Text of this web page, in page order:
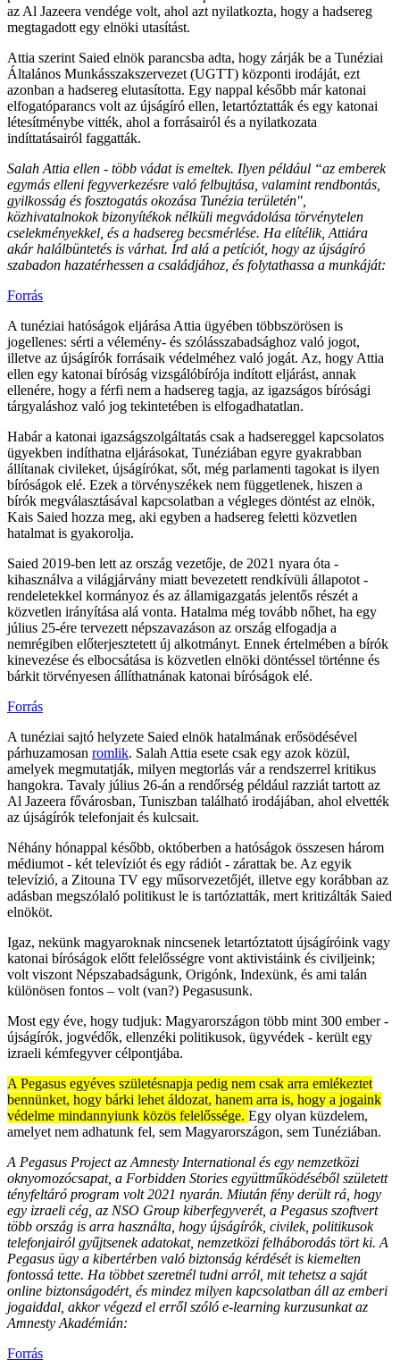
az Al Jazeera vendége volt, ahol azt nyilatkozta, hogy a hadsereg
megtagadott egy elnöki utasítást.
Attia szerint Saied elnök parancsba adta, hogy zárják be a Tunéziai
Általános Munkásszakszervezet (UGTT) központi irodáját, ezt
azonban a hadsereg elutasította. Egy nappal később már katonai
elfogatóparancs volt az újságíró ellen, letartóztatták és egy katonai
létesítménybe vitték, ahol a forrásairól és a nyilatkozata
indíttatásairól faggatták.
Salah Attia ellen - több vádat is emeltek. Ilyen például “az emberek
egymás elleni fegyverkezésre való felbujtása, valamint rendbontás,
gyilkosság és fosztogatás okozása Tunézia területén",
közhivatalnokok bizonyítékok nélküli megvádolása törvénytelen
cselekményekkel, és a hadsereg becsmérlése. Ha elítélik, Attiára
akár halálbüntetés is várhat. Írd alá a petíciót, hogy az újságíró
szabadon hazatérhessen a családjához, és folytathassa a munkáját:
Forrás
A tunéziai hatóságok eljárása Attia ügyében többszörösen is
jogellenes: sérti a vélemény- és szólásszabadsághoz való jogot,
illetve az újságírók forrásaik védelméhez való jogát. Az, hogy Attia
ellen egy katonai bíróság vizsgálóbírója indított eljárást, annak
ellenére, hogy a férfi nem a hadsereg tagja, az igazságos bírósági
tárgyaláshoz való jog tekintetében is elfogadhatatlan.
Habár a katonai igazságszolgáltatás csak a hadsereggel kapcsolatos
ügyekben indíthatna eljárásokat, Tunéziában egyre gyakrabban
állítanak civileket, újságírókat, sőt, még parlamenti tagokat is ilyen
bíróságok elé. Ezek a törvényszékek nem függetlenek, hiszen a
bírók megválasztásával kapcsolatban a végleges döntést az elnök,
Kais Saied hozza meg, aki egyben a hadsereg feletti közvetlen
hatalmat is gyakorolja.
Saied 2019-ben lett az ország vezetője, de 2021 nyara óta -
kihasználva a világjárvány miatt bevezetett rendkívüli állapotot -
rendeletekkel kormányoz és az államigazgatás jelentős részét a
közvetlen irányítása alá vonta. Hatalma még tovább nőhet, ha egy
július 25-ére tervezett népszavazáson az ország elfogadja a
nemrégiben előterjesztetett új alkotmányt. Ennek értelmében a bírók
kinevezése és elbocsátása is közvetlen elnöki döntéssel történne és
bárkit törvényesen állíthatnának katonai bíróságok elé.
Forrás
A tunéziai sajtó helyzete Saied elnök hatalmának erősödésével
párhuzamosan romlik. Salah Attia esete csak egy azok közül,
amelyek megmutatják, milyen megtorlás vár a rendszerrel kritikus
hangokra. Tavaly július 26-án a rendőrség például razziát tartott az
Al Jazeera fővárosban, Tuniszban található irodájában, ahol elvették
az újságírók telefonjait és kulcsait.
Néhány hónappal később, októberben a hatóságok összesen három
médiumot - két televíziót és egy rádiót - zárattak be. Az egyik
televízió, a Zitouna TV egy műsorvezetőjét, illetve egy korábban az
adásban megszólaló politikust le is tartóztatták, mert kritizálták Saied
elnököt.
Igaz, nekünk magyaroknak nincsenek letartóztatott újságíróink vagy
katonai bíróságok előtt felelősségre vont aktivistáink és civiljeink;
volt viszont Népszabadságunk, Origónk, Indexünk, és ami talán
különösen fontos – volt (van?) Pegasusunk.
Most egy éve, hogy tudjuk: Magyarországon több mint 300 ember -
újságírók, jogvédők, ellenzéki politikusok, ügyvédek - került egy
izraeli kémfegyver célpontjába.
A Pegasus egyéves születésnapja pedig nem csak arra emlékeztet
bennünket, hogy bárki lehet áldozat, hanem arra is, hogy a jogaink
védelme mindannyiunk közös felelőssége. Egy olyan küzdelem,
amelyet nem adhatunk fel, sem Magyarországon, sem Tunéziában.
A Pegasus Project az Amnesty International és egy nemzetközi
oknyomozócsapat, a Forbidden Stories együttműködéséből született
tényfeltáró program volt 2021 nyarán. Miután fény derült rá, hogy
egy izraeli cég, az NSO Group kiberfegyverét, a Pegasus szoftvert
több ország is arra használta, hogy újságírók, civilek, politikusok
telefonjairól gyűjtsenek adatokat, nemzetközi felháborodás tört ki. A
Pegasus ügy a kibertérben való biztonság kérdését is kiemelten
fontossá tette. Ha többet szeretnél tudni arról, mit tehetsz a saját
online biztonságodért, és mindez milyen kapcsolatban áll az emberi
jogaiddal, akkor végezd el erről szóló e-learning kurzusunkat az
Amnesty Akadémián:
Forrás